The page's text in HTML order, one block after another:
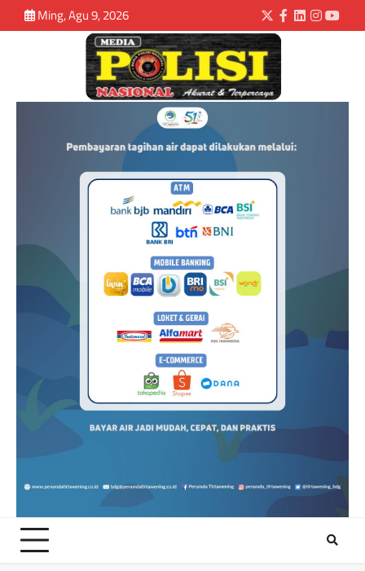
Ming, Agu 9, 2026